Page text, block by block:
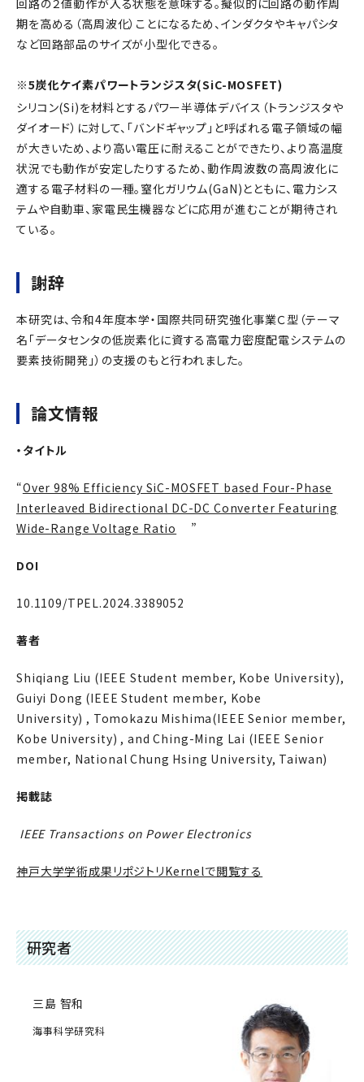
回路の２値動作が入る状態を意味する。擬似的に回路の動作周
期を高める（高周波化）ことになるため、インダクタやキャパシタ
など回路部品のサイズが小型化できる。
※5炭化ケイ素パワートランジスタ(SiC-MOSFET)
シリコン(Si)を材料とするパワー半導体デバイス（トランジスタや
ダイオード）に対して、「バンドギャップ」と呼ばれる電子領域の幅
が大きいため、より高い電圧に耐えることができたり、より高温度
状況でも動作が安定したりするため、動作周波数の高周波化に
適する電子材料の一種。窒化ガリウム(GaN)とともに、電力シス
テムや自動車、家電民生機器などに応用が進むことが期待され
ている。
謝辞
本研究は、令和4年度本学・国際共同研究強化事業Ｃ型（テーマ
名「データセンタの低炭素化に資する高電力密度配電システムの
要素技術開発」）の支援のもと行われました。
論文情報
・タイトル
“Over 98% Efficiency SiC-MOSFET based Four-Phase
Interleaved Bidirectional DC-DC Converter Featuring
Wide-Range Voltage Ratio
”
DOI
10.1109/TPEL.2024.3389052
著者
Shiqiang Liu (IEEE Student member, Kobe University),
Guiyi Dong (IEEE Student member, Kobe
University) , Tomokazu Mishima(IEEE Senior member,
Kobe University) , and Ching-Ming Lai (IEEE Senior
member, National Chung Hsing University, Taiwan)
掲載誌
IEEE Transactions on Power Electronics
神戸大学学術成果リポジトリKernelで閲覧する
研究者
三島 智和
海事科学研究科